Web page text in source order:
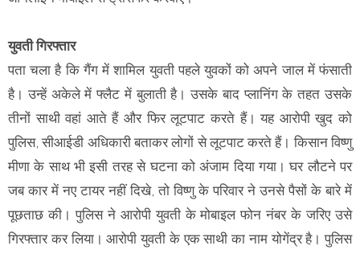
युवती गिरफ्तार
पता चला है कि गैंग में शामिल युवती पहले युवकों को अपने जाल में फंसाती
है। उन्हें अकेले में फ्लैट में बुलाती है। उसके बाद प्लानिंग के तहत उसके
तीनों साथी वहां आते हैं और फिर लूटपाट करते हैं। यह आरोपी खुद को
पुलिस, सीआईडी अधिकारी बताकर लोगों से लूटपाट करते हैं। किसान विष्णु
मीणा के साथ भी इसी तरह से घटना को अंजाम दिया गया। घर लौटने पर
जब कार में नए टायर नहीं दिखे, तो विष्णु के परिवार ने उनसे पैसों के बारे में
पूछताछ की। पुलिस ने आरोपी युवती के मोबाइल फोन नंबर के जरिए उसे
गिरफ्तार कर लिया। आरोपी युवती के एक साथी का नाम योगेंद्र है। पुलिस